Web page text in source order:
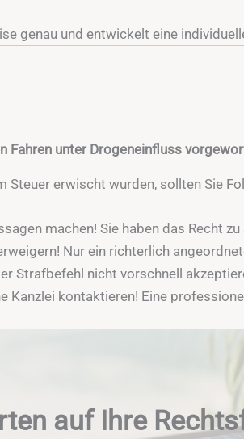
genau und entwickelt eine
Fahren unter Drogeneinfluss
Steuer erwischt wurden, sollten Sie
machen! Sie haben das Recht
Nur ein richterlich
Strafbefehl nicht vorschnell
Kanzlei kontaktieren! Eine
auf Ihre